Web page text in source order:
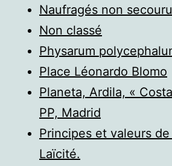
Naufragés non
Non classé
Physarum
Place Léonardo Blomo
Planeta, Ardila, «
PP, Madrid
Principes et valeurs
Laïcité.